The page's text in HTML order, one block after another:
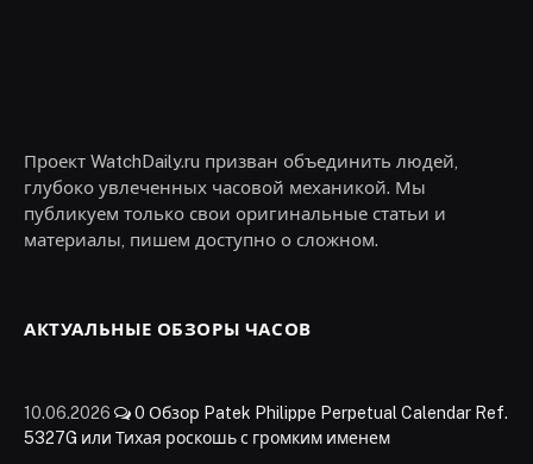
Проект WatchDaily.ru призван объединить людей,
глубоко увлеченных часовой механикой. Мы
публикуем только свои оригинальные статьи и
материалы, пишем доступно о сложном.
АКТУАЛЬНЫЕ ОБЗОРЫ ЧАСОВ
10.06.2026 0 Обзор Patek Philippe Perpetual Calendar Ref.
5327G или Тихая роскошь с громким именем